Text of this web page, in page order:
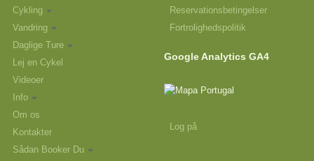
Cykling
Vandring
Daglige Ture
Lej en Cykel
Videoer
Info
Om os
Kontakter
Sådan Booker Du
Reservationsbetingelser
Fortrolighedspolitik
Google Analytics GA4
Log på